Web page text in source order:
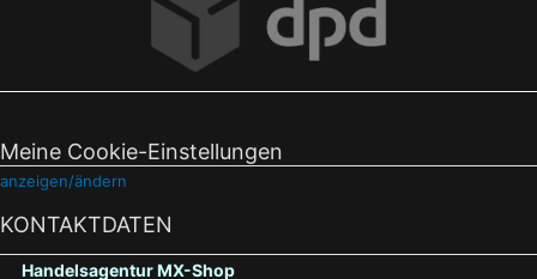
Meine Cookie-Einstellungen
anzeigen/ändern
KONTAKTDATEN
Handelsagentur MX-Shop